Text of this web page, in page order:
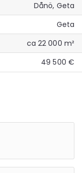
Dånö, Geta
Geta
ca 22 000 m²
49 500 €